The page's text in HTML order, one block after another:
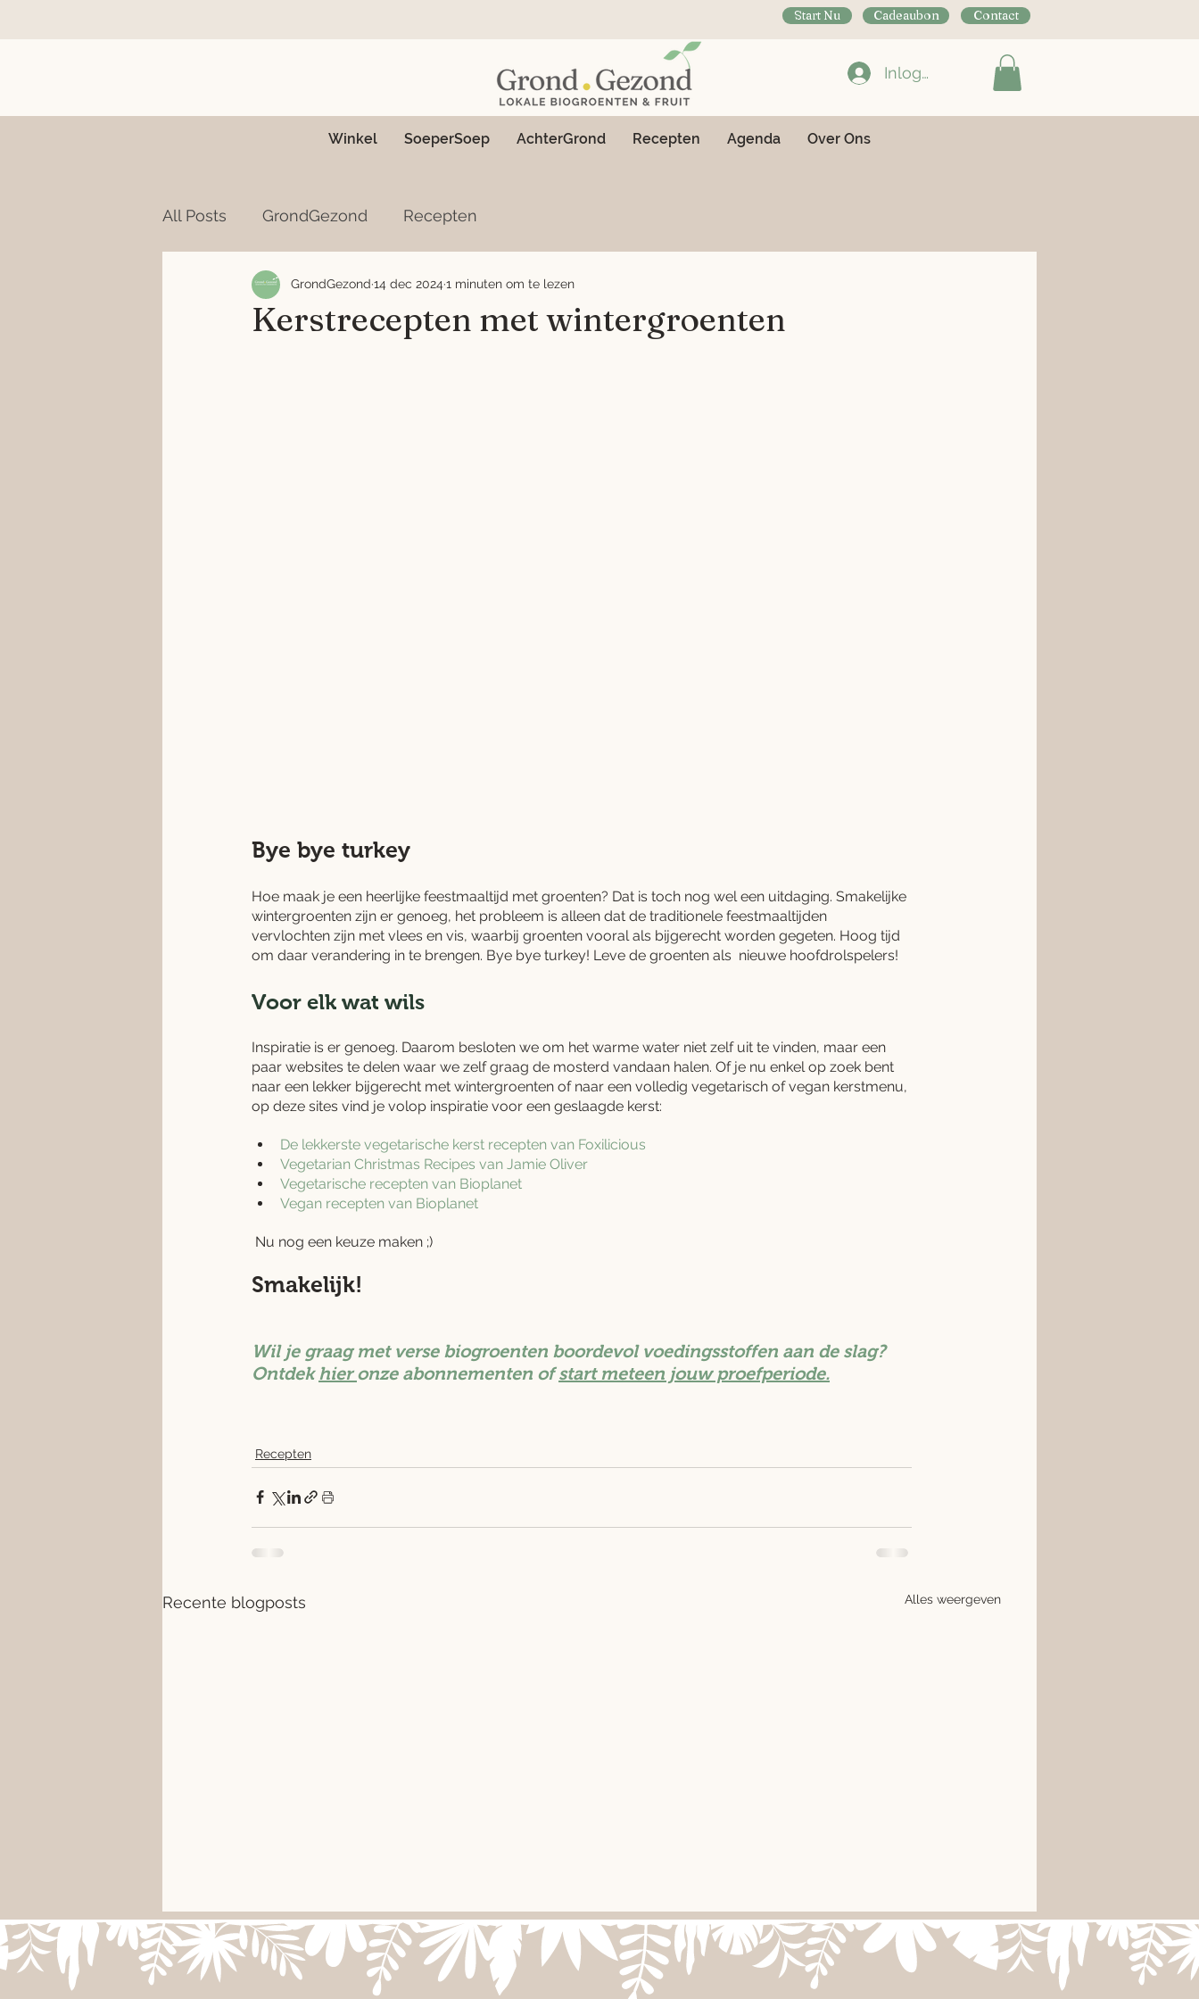
Start Nu Cadeaubon Contact
Inloggen
Winkel SoeperSoep AchterGrond Recepten Agenda Over Ons
All Posts GrondGezond Recepten
Kerstrecepten met wintergroenten
GrondGezond 14 dec 2024 1 minuten om te lezen
Bye bye turkey
Hoe maak je een heerlijke feestmaaltijd met groenten? Dat is toch nog wel een uitdaging. Smakelijke
wintergroenten zijn er genoeg, het probleem is alleen dat de traditionele feestmaaltijden
vervlochten zijn met vlees en vis, waarbij groenten vooral als bijgerecht worden gegeten. Hoog tijd
om daar verandering in te brengen. Bye bye turkey! Leve de groenten als  nieuwe hoofdrolspelers!
Voor elk wat wils
Inspiratie is er genoeg. Daarom besloten we om het warme water niet zelf uit te vinden, maar een
paar websites te delen waar we zelf graag de mosterd vandaan halen. Of je nu enkel op zoek bent
naar een lekker bijgerecht met wintergroenten of naar een volledig vegetarisch of vegan kerstmenu,
op deze sites vind je volop inspiratie voor een geslaagde kerst:
De lekkerste vegetarische kerst recepten van Foxilicious
Vegetarian Christmas Recipes van Jamie Oliver
Vegetarische recepten van Bioplanet
Vegan recepten van Bioplanet
Nu nog een keuze maken ;)
Smakelijk!
Wil je graag met verse biogroenten boordevol voedingsstoffen aan de slag?
Ontdek hier onze abonnementen of start meteen jouw proefperiode.
Recepten
Recente blogposts Alles weergeven